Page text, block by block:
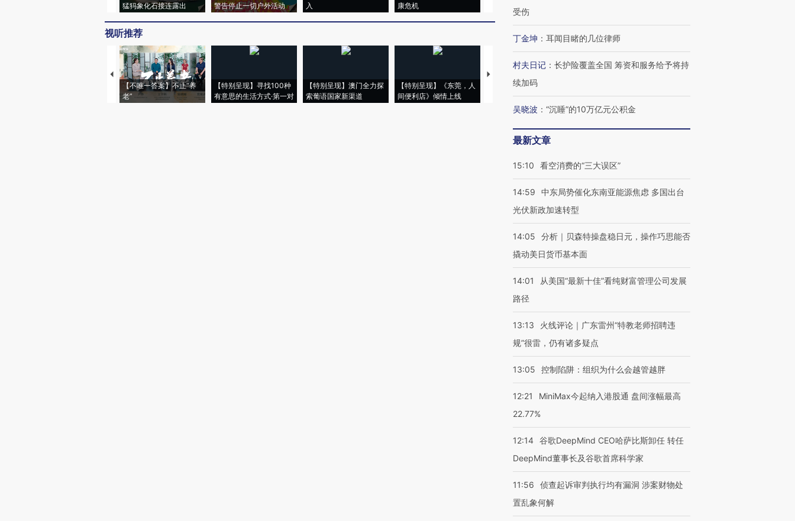
猛犸象化石接连露出
警告停止一切户外活动
入
康危机
视听推荐
【不唯一答案】不止“养
老”
【特别呈现】寻找100种
有意思的生活方式·第一对
【特别呈现】澳门全力探
索葡语国家新渠道
【特别呈现】《东莞，人
间便利店》倾情上线
【推广】走进第四届链博
会，让数智科技“链”接产
有意思的生活方式·第三对
住三大增长引擎是什么？
受伤
丁金坤 ： 耳闻目睹的几位律师
村夫日记 ： 长护险覆盖全国 筹资和服务给予将持
续加码
吴晓波 ： “沉睡”的10万亿元公积金
最新文章
15:10 看空消费的“三大误区”
14:59
中东局势催化东南亚能源焦虑 多国出台
光伏新政加速转型
14:05
分析｜贝森特操盘稳日元，操作巧思能否
撬动美日货币基本面
14:01
从美国“最新十佳”看纯财富管理公司发展
路径
13:13
火线评论｜广东雷州“特教老师招聘违
规”很雷，仍有诸多疑点
13:05 控制陷阱：组织为什么会越管越胖
12:21
MiniMax今起纳入港股通 盘间涨幅最高
22.77%
12:14 谷歌DeepMind CEO哈萨比斯卸任 转任
DeepMind董事长及谷歌首席科学家
11:56
侦查起诉审判执行均有漏洞 涉案财物处
置乱象何解